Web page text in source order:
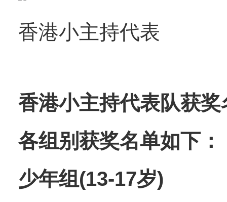
香港小主持代表
香港小主持代表队获奖
各组别获奖名单如下：
少年组(13-17岁)